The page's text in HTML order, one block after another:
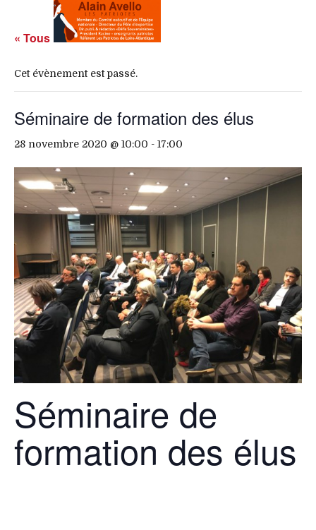
« Tous les Évènements
Cet évènement est passé.
Séminaire de formation des élus
28 novembre 2020 @ 10:00 - 17:00
Séminaire de
formation des élus